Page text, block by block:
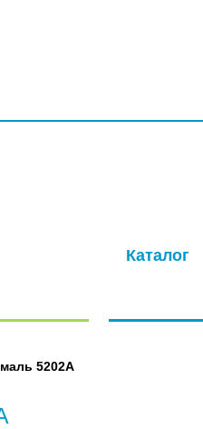
Каталог
5202А